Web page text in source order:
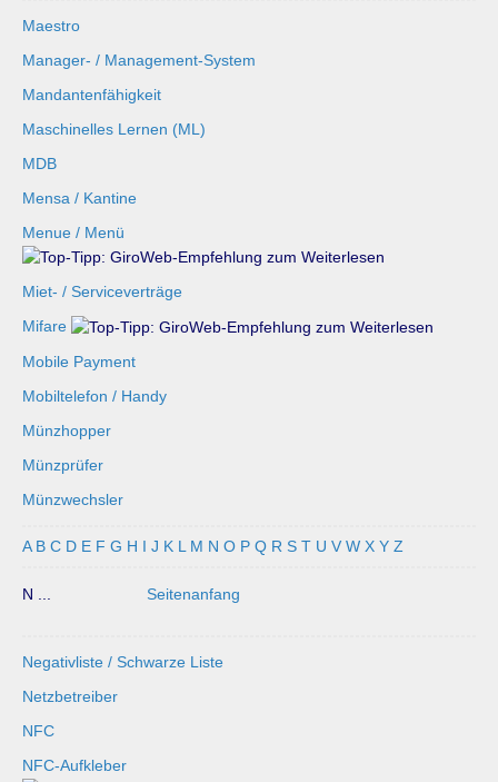
Maestro
Manager- / Management-System
Mandantenfähigkeit
Maschinelles Lernen (ML)
MDB
Mensa / Kantine
Menue / Menü
Miet- / Serviceverträge
Mifare
Mobile Payment
Mobiltelefon / Handy
Münzhopper
Münzprüfer
Münzwechsler
A B C D E F G H I J K L M N O P Q R S T U V W X Y Z
N ... Seitenanfang
Negativliste / Schwarze Liste
Netzbetreiber
NFC
NFC-Aufkleber